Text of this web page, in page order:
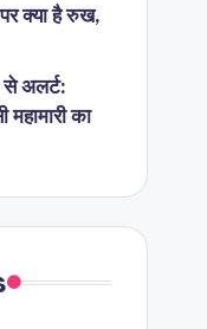
पर क्या है रुख,
से अलर्ट:
का